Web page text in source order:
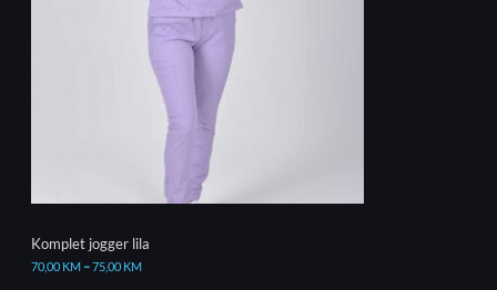
Komplet jogger lila
70,00 KM–75,00 KM